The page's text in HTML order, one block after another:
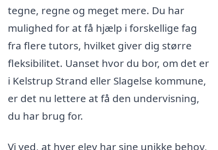
tegne, regne og meget mere. Du har
mulighed for at få hjælp i forskellige fag
fra flere tutors, hvilket giver dig større
fleksibilitet. Uanset hvor du bor, om det er
i Kelstrup Strand eller Slagelse kommune,
er det nu lettere at få den undervisning,
du har brug for.
Vi ved, at hver elev har sine unikke behov,